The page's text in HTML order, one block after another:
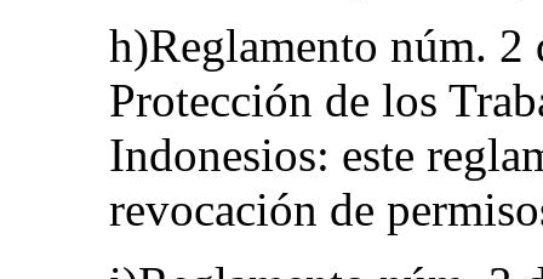
h)Reglamento núm.
Protección de los
Indonesios: este
revocación de